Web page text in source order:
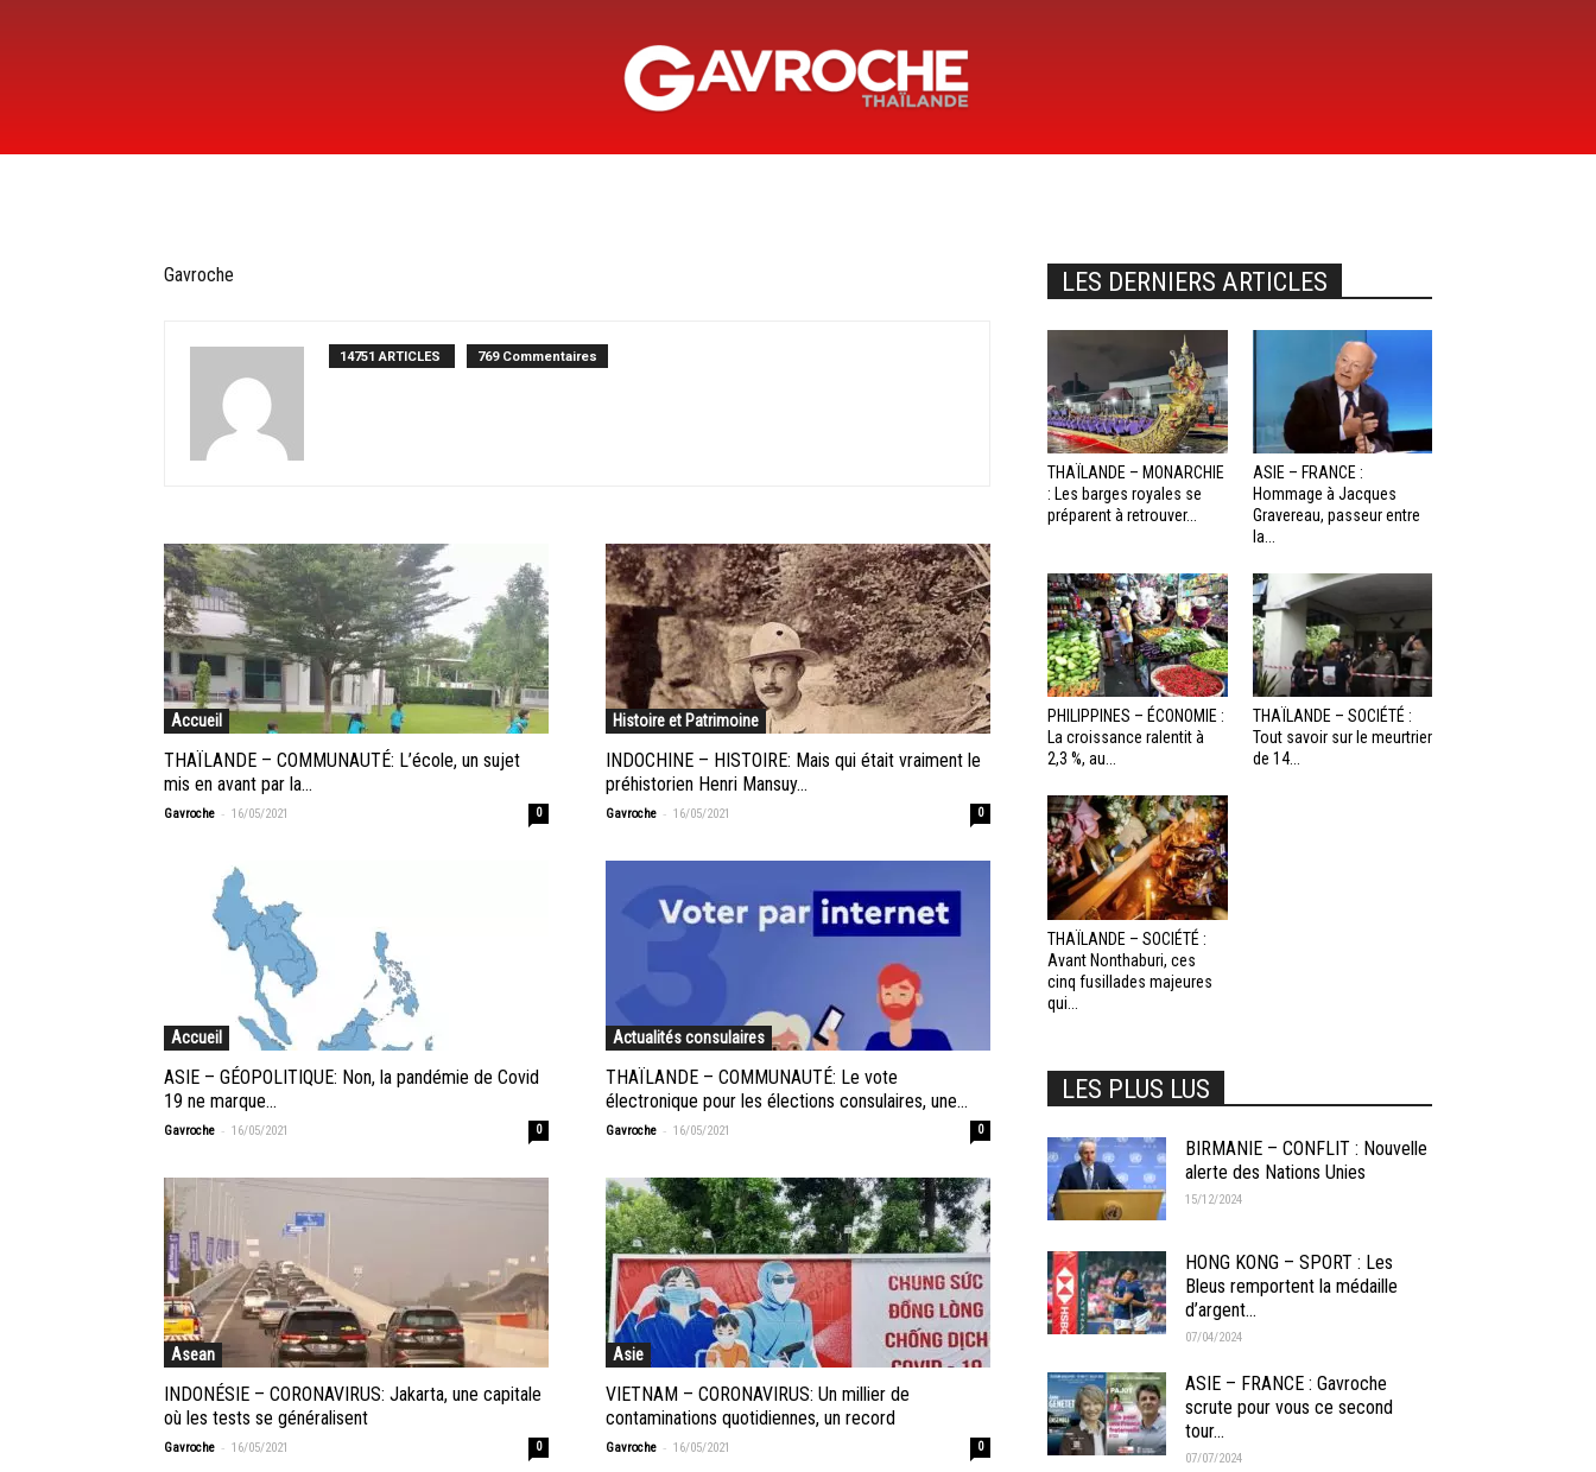
Gavroche
14751 ARTICLES 769 Commentaires
Accueil
THAÏLANDE – COMMUNAUTÉ: L’école, un sujet
mis en avant par la...
Gavroche - 16/05/2021 0
Histoire et Patrimoine
INDOCHINE – HISTOIRE: Mais qui était vraiment le
préhistorien Henri Mansuy...
Gavroche - 16/05/2021 0
Accueil
ASIE – GÉOPOLITIQUE: Non, la pandémie de Covid
19 ne marque...
Gavroche - 16/05/2021 0
Actualités consulaires
THAÏLANDE – COMMUNAUTÉ: Le vote
électronique pour les élections consulaires, une...
Gavroche - 16/05/2021 0
Asean
INDONÉSIE – CORONAVIRUS: Jakarta, une capitale
où les tests se généralisent
Gavroche - 16/05/2021 0
Asie
VIETNAM – CORONAVIRUS: Un millier de
contaminations quotidiennes, un record
Gavroche - 16/05/2021 0
LES DERNIERS ARTICLES
THAÏLANDE – MONARCHIE
: Les barges royales se
préparent à retrouver...
ASIE – FRANCE :
Hommage à Jacques
Gravereau, passeur entre
la...
PHILIPPINES – ÉCONOMIE :
La croissance ralentit à
2,3 %, au...
THAÏLANDE – SOCIÉTÉ :
Tout savoir sur le meurtrier
de 14...
THAÏLANDE – SOCIÉTÉ :
Avant Nonthaburi, ces
cinq fusillades majeures
qui...
LES PLUS LUS
BIRMANIE – CONFLIT : Nouvelle
alerte des Nations Unies
15/12/2024
HONG KONG – SPORT : Les
Bleus remportent la médaille
d’argent...
07/04/2024
ASIE – FRANCE : Gavroche
scrute pour vous ce second
tour...
07/07/2024